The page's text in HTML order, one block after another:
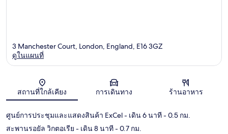
แผนที่
3 Manchester Court, London, England, E16 3GZ
ดูในแผนที่
สถานที่ใกล้เคียง การเดินทาง ร้านอาหาร
ศูนย์การประชุมและแสดงสินค้า ExCel- เดิน 6 นาที- 0.5 กม.
สะพานรอยัล วิกตอเรีย - เดิน 8 นาที- 0.7 กม.